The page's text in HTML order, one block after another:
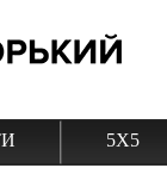
5Х5